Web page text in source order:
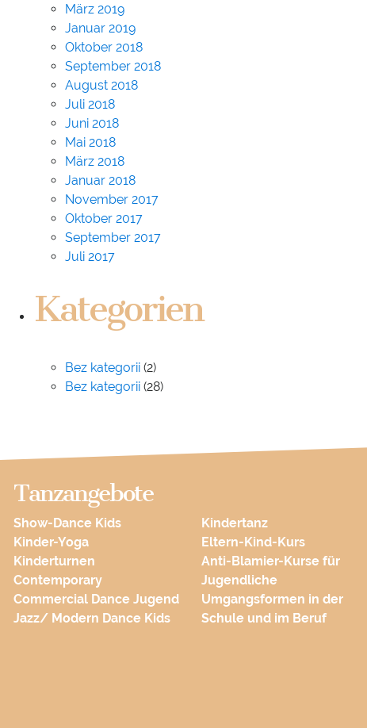
März 2019
Januar 2019
Oktober 2018
September 2018
August 2018
Juli 2018
Juni 2018
Mai 2018
März 2018
Januar 2018
November 2017
Oktober 2017
September 2017
Juli 2017
Kategorien
Bez kategorii (2)
Bez kategorii (28)
Tanzangebote
Show-Dance Kids
Kinder-Yoga
Kinderturnen
Contemporary
Commercial Dance Jugend
Jazz/ Modern Dance Kids
Kindertanz
Eltern-Kind-Kurs
Anti-Blamier-Kurse für
Jugendliche
Umgangsformen in der
Schule und im Beruf